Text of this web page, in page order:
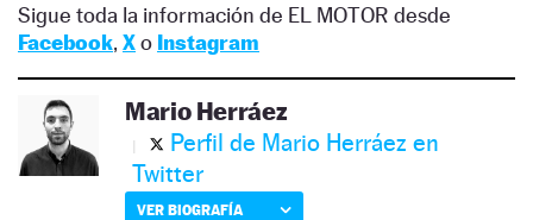
Sigue toda la información de EL MOTOR desde
Facebook, Xo Instagram
Mario Herráez
Perfil de Mario Herráez en
Twitter
VER BIOGRAFÍA